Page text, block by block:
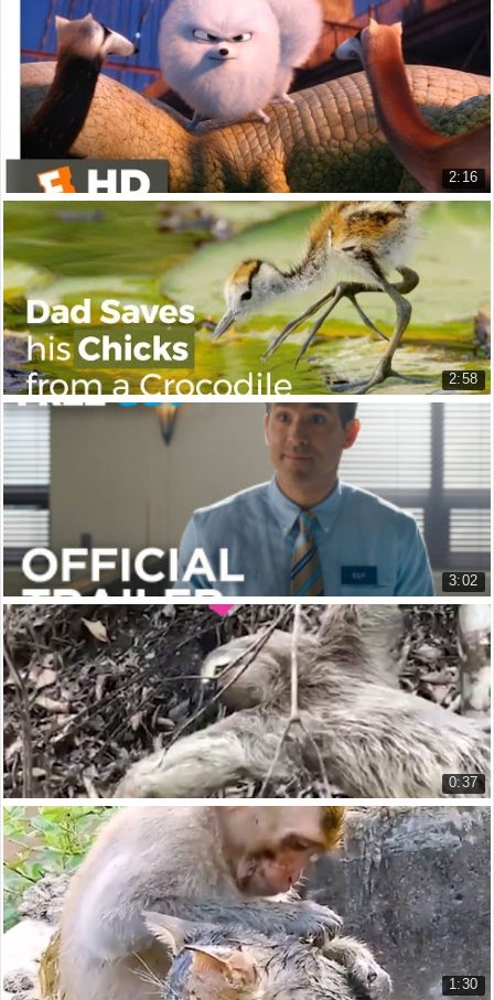
Giải cứu hang động Thái Lan đã thành công giai...
Thailand cave rescue has success...
7.644 lượt xem
2:16
Gidget Giải Cứu Max (Đẳng Cấp Thú Cưng)
Gidget Saves Max (The Secret Lif...
6.356 lượt xem
2:58
Gà Lôi Nước Bố Giải Cứu Các Con Khỏi Nanh Cá S...
Jacana Dad Rescues his Chicks fr...
5.356 lượt xem
3:02
Trailer phim Giải Cứu "Guy"
FREE GUY (2021) Official Trailer
6.115 lượt xem
0:37
Giải Cứu Chú Lười Đáng Yêu Và Cái Kết Ấm Lòng
Saving a Sloth and the Warmheart...
3.297 lượt xem
1:30